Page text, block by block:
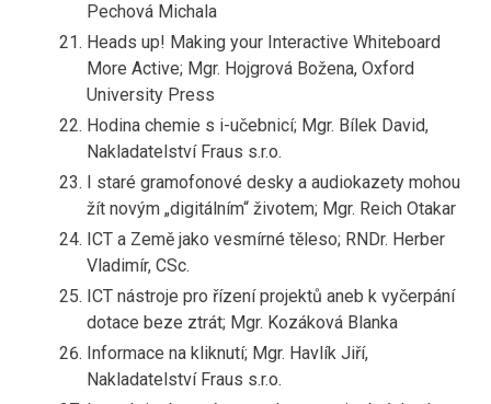
Pechová Michala
Heads up! Making your Interactive Whiteboard
More Active; Mgr. Hojgrová Božena, Oxford
University Press
Hodina chemie s i-učebnicí; Mgr. Bílek David,
Nakladatelství Fraus s.r.o.
I staré gramofonové desky a audiokazety mohou
žít novým „digitálním“ životem; Mgr. Reich Otakar
ICT a Země jako vesmírné těleso; RNDr. Herber
Vladimír, CSc.
ICT nástroje pro řízení projektů aneb k vyčerpání
dotace beze ztrát; Mgr. Kozáková Blanka
Informace na kliknutí; Mgr. Havlík Jiří,
Nakladatelství Fraus s.r.o.